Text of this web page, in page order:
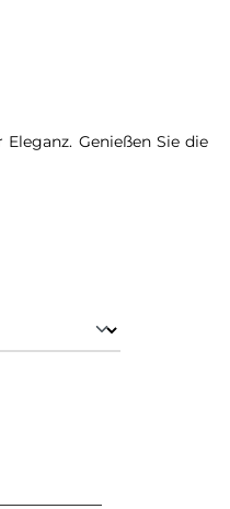
Genießen Sie die